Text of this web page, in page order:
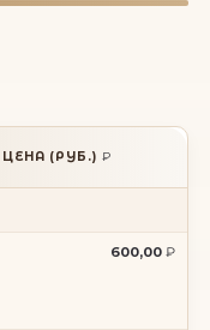
ЦЕНА (РУБ.)
600,00